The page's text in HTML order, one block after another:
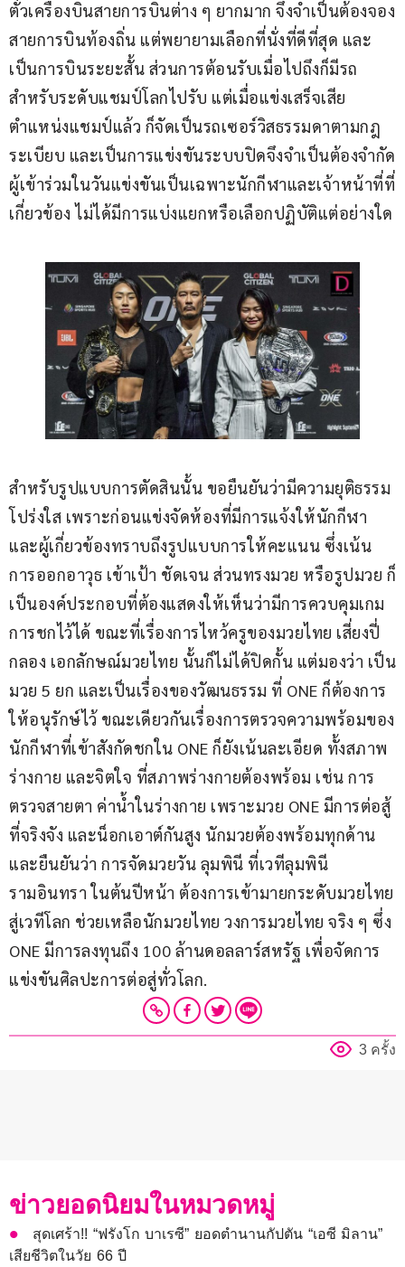
ตั๋วเครื่องบินสายการบินต่าง ๆ ยากมาก จึงจำเป็นต้องจอง
สายการบินท้องถิ่น แต่พยายามเลือกที่นั่งที่ดีที่สุด และ
เป็นการบินระยะสั้น ส่วนการต้อนรับเมื่อไปถึงก็มีรถ
สำหรับระดับแชมป์โลกไปรับ แต่เมื่อแข่งเสร็จเสีย
ตำแหน่งแชมป์แล้ว ก็จัดเป็นรถเซอร์วิสธรรมดาตามกฎ
ระเบียบ และเป็นการแข่งขันระบบปิดจึงจำเป็นต้องจำกัด
ผู้เข้าร่วมในวันแข่งขันเป็นเฉพาะนักกีฬาและเจ้าหน้าที่ที่
เกี่ยวข้อง ไม่ได้มีการแบ่งแยกหรือเลือกปฏิบัติแต่อย่างใด
สำหรับรูปแบบการตัดสินนั้น ขอยืนยันว่ามีความยุติธรรม
โปร่งใส เพราะก่อนแข่งจัดห้องที่มีการแจ้งให้นักกีฬา
และผู้เกี่ยวข้องทราบถึงรูปแบบการให้คะแนน ซึ่งเน้น
การออกอาวุธ เข้าเป้า ชัดเจน ส่วนทรงมวย หรือรูปมวย ก็
เป็นองค์ประกอบที่ต้องแสดงให้เห็นว่ามีการควบคุมเกม
การชกไว้ได้ ขณะที่เรื่องการไหว้ครูของมวยไทย เสี่ยงปี่
กลอง เอกลักษณ์มวยไทย นั้นก็ไม่ได้ปิดกั้น แต่มองว่า เป็น
มวย 5 ยก และเป็นเรื่องของวัฒนธรรม ที่ ONE ก็ต้องการ
ให้อนุรักษ์ไว้ ขณะเดียวกันเรื่องการตรวจความพร้อมของ
นักกีฬาที่เข้าสังกัดชกใน ONE ก็ยังเน้นละเอียด ทั้งสภาพ
ร่างกาย และจิตใจ ที่สภาพร่างกายต้องพร้อม เช่น การ
ตรวจสายตา ค่าน้ำในร่างกาย เพราะมวย ONE มีการต่อสู้
ที่จริงจัง และน็อกเอาต์กันสูง นักมวยต้องพร้อมทุกด้าน
และยืนยันว่า การจัดมวยวัน ลุมพินี ที่เวทีลุมพินี
รามอินทรา ในต้นปีหน้า ต้องการเข้ามายกระดับมวยไทย
สู่เวทีโลก ช่วยเหลือนักมวยไทย วงการมวยไทย จริง ๆ ซึ่ง
ONE มีการลงทุนถึง 100 ล้านดอลลาร์สหรัฐ เพื่อจัดการ
แข่งขันศิลปะการต่อสู่ทั่วโลก.
3 ครั้ง
ข่าวยอดนิยมในหมวดหมู่
สุดเศร้า!! “ฟรังโก บาเรซี” ยอดตำนานกัปตัน “เอซี มิลาน”
เสียชีวิตในวัย 66 ปี